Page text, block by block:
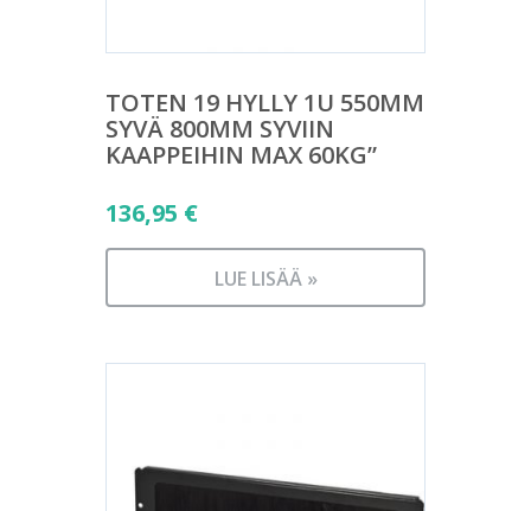
TOTEN 19 HYLLY 1U 550MM
SYVÄ 800MM SYVIIN
KAAPPEIHIN MAX 60KG”
136,95 €
LUE LISÄÄ »